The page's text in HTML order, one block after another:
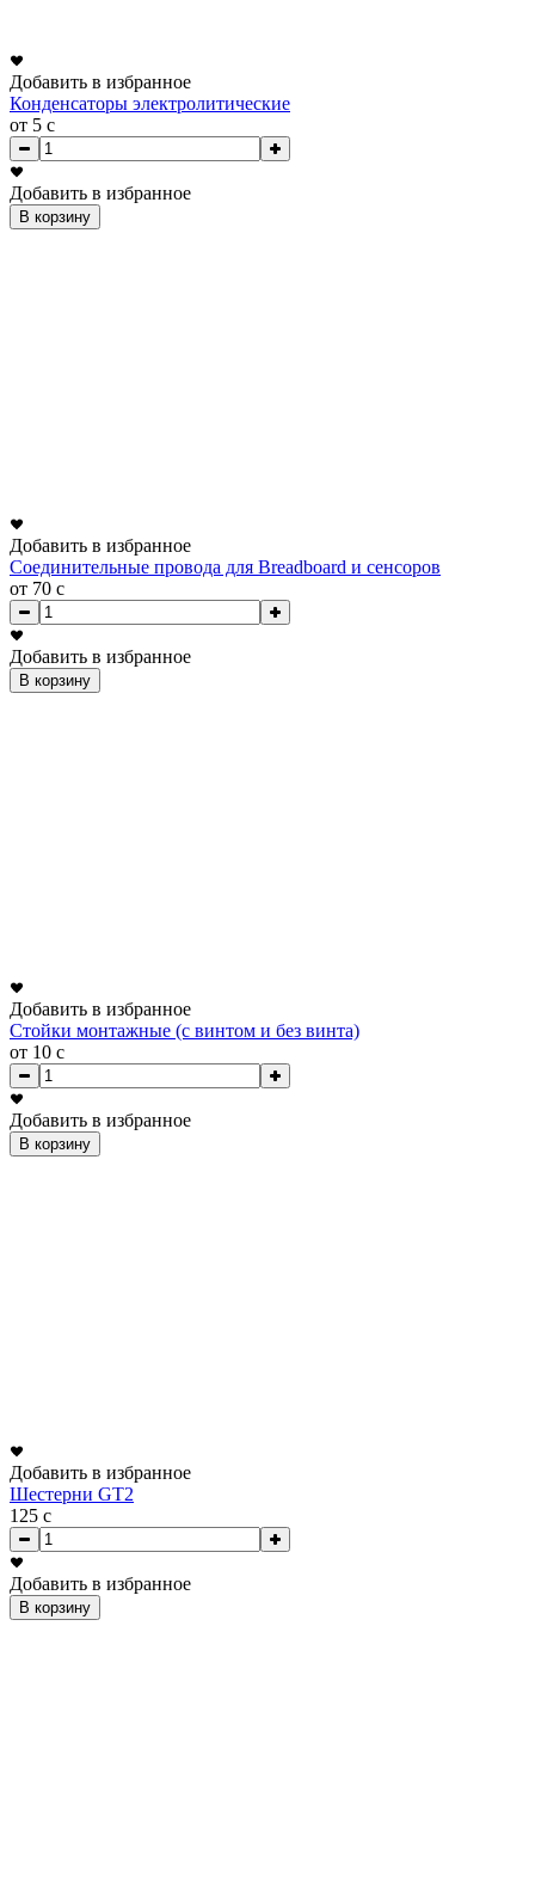
Добавить в избранное
Конденсаторы электролитические
от 5 c
Добавить в избранное
В корзину
Добавить в избранное
Соединительные провода для Breadboard и сенсоров
от 70 c
Добавить в избранное
В корзину
Добавить в избранное
Стойки монтажные (с винтом и без винта)
от 10 c
Добавить в избранное
В корзину
Добавить в избранное
Шестерни GT2
125 c
Добавить в избранное
В корзину